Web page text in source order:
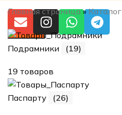
Искать
Главная страница»Каталог
Подрамники (19)
19 товаров
Паспарту (26)